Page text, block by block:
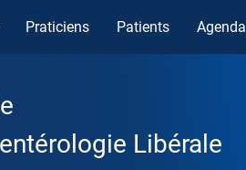
Praticiens Patients Agenda
Libérale